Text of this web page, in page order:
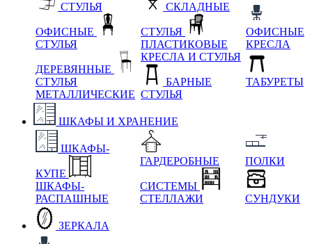
СТУЛЬЯ
ОФИСНЫЕ
СТУЛЬЯ
ДЕРЕВЯННЫЕ
СТУЛЬЯ
МЕТАЛЛИЧЕСКИЕ
СКЛАДНЫЕ
СТУЛЬЯ
ПЛАСТИКОВЫЕ
КРЕСЛА И СТУЛЬЯ
БАРНЫЕ
СТУЛЬЯ
ОФИСНЫЕ
КРЕСЛА
ТАБУРЕТЫ
ШКАФЫ И ХРАНЕНИЕ
ШКАФЫ-
КУПЕ
ШКАФЫ-
РАСПАШНЫЕ
ГАРДЕРОБНЫЕ
СИСТЕМЫ
СТЕЛЛАЖИ
ПОЛКИ
СУНДУКИ
ЗЕРКАЛА